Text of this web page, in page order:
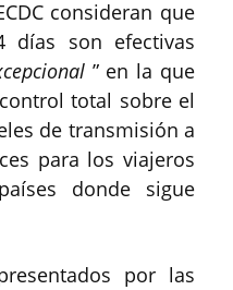
consideran que
días son efectivas
” en la que
total sobre el
de transmisión a
para los viajeros
donde sigue
por las